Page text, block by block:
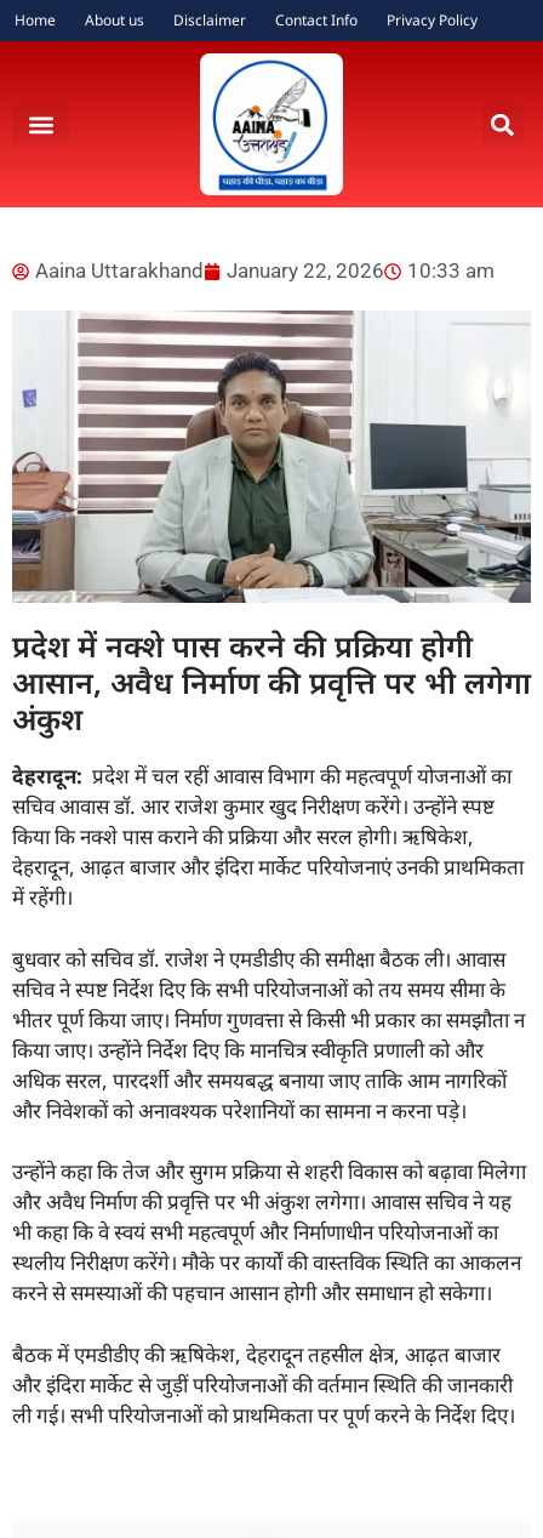
Home About us Disclaimer Contact Info Privacy Policy
Aaina Uttarakhand January 22, 2026 10:33 am
प्रदेश में नक्शे पास करने की प्रक्रिया होगी
आसान, अवैध निर्माण की प्रवृत्ति पर भी लगेगा
अंकुश
देहरादून: प्रदेश में चल रहीं आवास विभाग की महत्वपूर्ण योजनाओं का
सचिव आवास डॉ. आर राजेश कुमार खुद निरीक्षण करेंगे। उन्होंने स्पष्ट
किया कि नक्शे पास कराने की प्रक्रिया और सरल होगी। ऋषिकेश,
देहरादून, आढ़त बाजार और इंदिरा मार्केट परियोजनाएं उनकी प्राथमिकता
में रहेंगी।
बुधवार को सचिव डॉ. राजेश ने एमडीडीए की समीक्षा बैठक ली। आवास
सचिव ने स्पष्ट निर्देश दिए कि सभी परियोजनाओं को तय समय सीमा के
भीतर पूर्ण किया जाए। निर्माण गुणवत्ता से किसी भी प्रकार का समझौता न
किया जाए। उन्होंने निर्देश दिए कि मानचित्र स्वीकृति प्रणाली को और
अधिक सरल, पारदर्शी और समयबद्ध बनाया जाए ताकि आम नागरिकों
और निवेशकों को अनावश्यक परेशानियों का सामना न करना पड़े।
उन्होंने कहा कि तेज और सुगम प्रक्रिया से शहरी विकास को बढ़ावा मिलेगा
और अवैध निर्माण की प्रवृत्ति पर भी अंकुश लगेगा। आवास सचिव ने यह
भी कहा कि वे स्वयं सभी महत्वपूर्ण और निर्माणाधीन परियोजनाओं का
स्थलीय निरीक्षण करेंगे। मौके पर कार्यों की वास्तविक स्थिति का आकलन
करने से समस्याओं की पहचान आसान होगी और समाधान हो सकेगा।
बैठक में एमडीडीए की ऋषिकेश, देहरादून तहसील क्षेत्र, आढ़त बाजार
और इंदिरा मार्केट से जुड़ीं परियोजनाओं की वर्तमान स्थिति की जानकारी
ली गई। सभी परियोजनाओं को प्राथमिकता पर पूर्ण करने के निर्देश दिए।